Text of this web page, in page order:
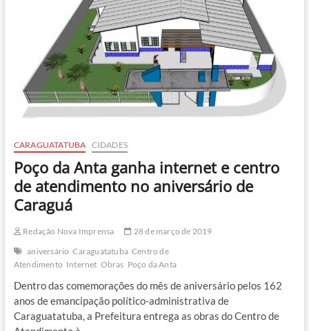
Norte
CARAGUATATUBA CIDADES
Poço da Anta ganha internet e centro
de atendimento no aniversário de
Caraguá
Redação Nova Imprensa
28 de março de 2019
aniversário Caraguatatuba Centro de
Atendimento Internet Obras Poço da Anta
Dentro das comemorações do mês de aniversário pelos 162
anos de emancipação político-administrativa de
Caraguatatuba, a Prefeitura entrega as obras do Centro de